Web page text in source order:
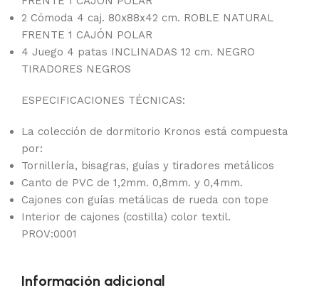
2 Cómoda 4 caj. 80x88x42 cm. ROBLE NATURAL
FRENTE 1 CAJÓN POLAR
4 Juego 4 patas INCLINADAS 12 cm. NEGRO
TIRADORES NEGROS
ESPECIFICACIONES TÉCNICAS:
La colección de dormitorio Kronos está compuesta
por:
Tornillería, bisagras, guías y tiradores metálicos
Canto de PVC de 1,2mm. 0,8mm. y 0,4mm.
Cajones con guías metálicas de rueda con tope
Interior de cajones (costilla) color textil.
PROV:0001
Información adicional